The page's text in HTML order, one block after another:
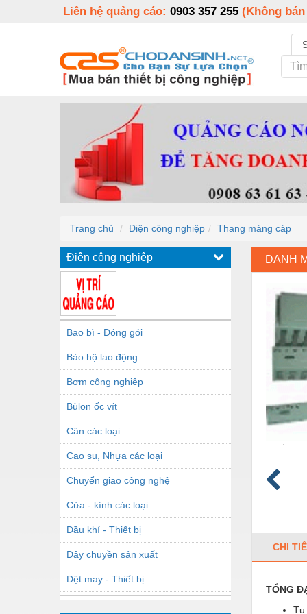
Liên hệ quảng cáo: 0903 357 255 (Không
Trang chủ Điện công nghiệp Thang máng cáp
Điện công nghiệp
Bao bì - Đóng gói
Bảo hộ lao động
Bơm công nghiệp
Bùlon ốc vít
Cân các loại
Cao su, Nhựa các loại
Chuyển giao công nghệ
Cửa - kính các loại
Dầu khí - Thiết bị
Dây chuyền sản xuất
Dệt may - Thiết bị
DANH
CHI
TỔNG
Tụ